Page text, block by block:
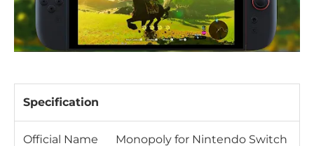
Specification
Official Name Monopoly for Nintendo Switch